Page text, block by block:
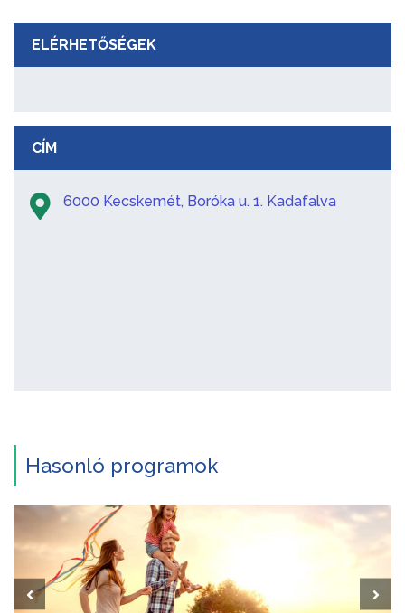
ELÉRHETŐSÉGEK
CÍM
6000 Kecskemét, Boróka u. 1. Kadafalva
Hasonló programok